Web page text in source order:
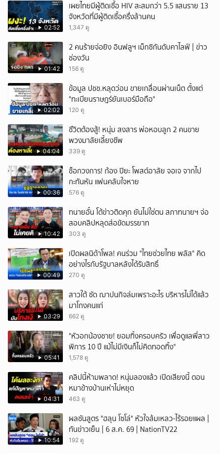
02:52
เผยไทยมีผู้ติดเชื้อ HIV สะสมกว่า 5.5 แสนราย 13
จังหวัดที่มีผู้ติดเชื้อครึ่งล้านคน
1,347 ดู
01:42
2 คนร้ายจ่อยิง อินฟลูฯ เม็กซิกันดับคาไลฟ์ | ข่าว
ช่องวัน
156 ดู
02:02
ข้อมูล ปชช.หลุดว่อน ขายเกลื่อนผ่านเน็ต ตั้งแต่
"ทะเบียนราษฎร์ยันเบอร์มือถือ"
120 ดู
04:04
ชึวิตต้องสู้! หนุ่ม สงสาร พ่อหอบลูก 2 คนขาย
พวงมาลัยเลี้ยงชีพ
339 ดู
00:36
ช็อกวงการ! ก้อง ปิยะ โพสต์อาลัย จอเจ จากไป
กะทันหัน แฟนคลับใจหาย
576 ดู
10:42
ทนายอั๋น โต้ข่าวติดคุก ยันไม่ใช่ตน สภาทนายฯ จ่อ
สอบคลิปหลุดส่อขัดมรรยาท
303 ดู
00:49
เปิดผลนิด้าโพล! คนร่วม "ไทยช่วยไทย พลัส" คิด
อย่างไรกับรัฐบาลหลังได้รับสิทธิ์
270 ดู
03:29
สาวใต้ ซัด ฌาปนกิจล่มเพราะอะไร บริหารไม่ได้แล้ว
มาโกงคนแก่
662 ดู
05:41
"หัวอกน้องชาย! ยอมทิ้งครอบครัว เพื่อดูแลพี่สาว
พิการ 10 ปี แม้ไม่มีเงินก็ไม่คิดทอดทิ้ง"
1,578 ดู
04:31
คลิปนี้ห้ามพลาด! หนุ่มลองแล้ว เปิดเสียงนี้ ตอน
หมาข้างบ้านเห่าไม่หยุด
463 ดู
10:54
ผลชันสูตร "ฮลุน โซโล่" หัวใจล้มเหลว-ไร้รอยแผล |
ทันข่าวเย็น | 6 ส.ค. 69 | NationTV22
192 ดู